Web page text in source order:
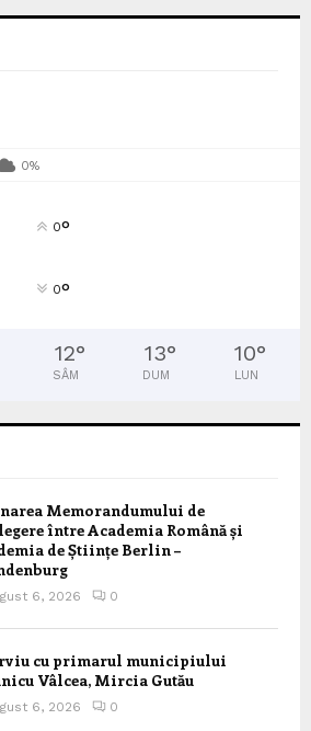
0%
0°
0°
12°
SÂM
13°
DUM
10°
LUN
Memorandumului de
între Academia Română și
de Științe Berlin –
6, 2026 0
cu primarul municipiului
Vâlcea, Mircia Gutău
6, 2026 0